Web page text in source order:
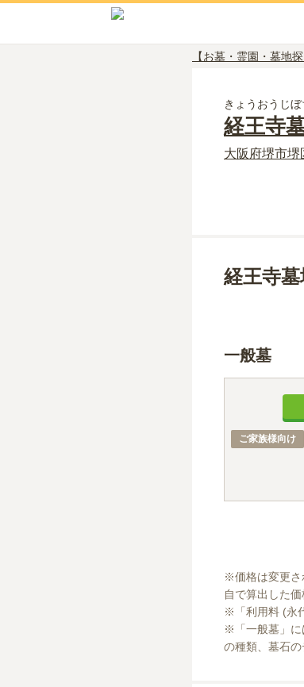
【お墓・霊園・墓地
きょうおうじぼ
経王寺
大阪府堺市堺
経王寺
一般墓
ご家族様向け
※価格は変更さ
自で算出した
※「利用料 (永
※「一般墓」に
の種類、墓石の